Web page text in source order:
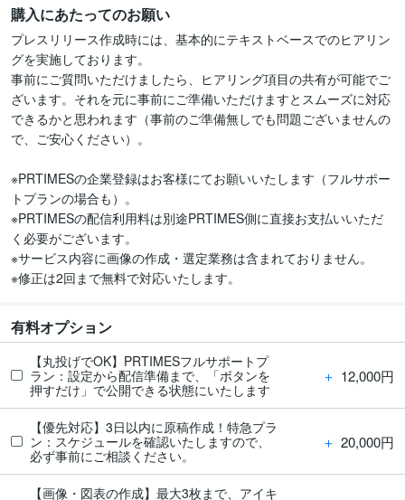
購入にあたってのお願い
プレスリリース作成時には、基本的にテキストベースでのヒアリン
グを実施しております。
事前にご質問いただけましたら、ヒアリング項目の共有が可能でご
ざいます。それを元に事前にご準備いただけますとスムーズに対応
できるかと思われます（事前のご準備無しでも問題ございませんの
で、ご安心ください）。
※PRTIMESの企業登録はお客様にてお願いいたします（フルサポー
トプランの場合も）。
※PRTIMESの配信利用料は別途PRTIMES側に直接お支払いいただ
く必要がございます。
※サービス内容に画像の作成・選定業務は含まれておりません。
※修正は2回まで無料で対応いたします。
有料オプション
【丸投げでOK】PRTIMESフルサポートプ
ラン：設定から配信準備まで、「ボタンを
押すだけ」で公開できる状態にいたします
＋ 12,000円
【優先対応】3日以内に原稿作成！特急プラ
ン：スケジュールを確認いたしますので、
必ず事前にご相談ください。
＋ 20,000円
【画像・図表の作成】最大3枚まで、アイキ